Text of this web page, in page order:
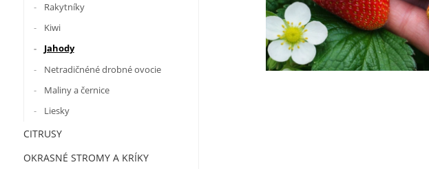
Rakytníky
Kiwi
Jahody
Netradičnéné drobné ovocie
Maliny a černice
Liesky
CITRUSY
OKRASNÉ STROMY A KRÍKY